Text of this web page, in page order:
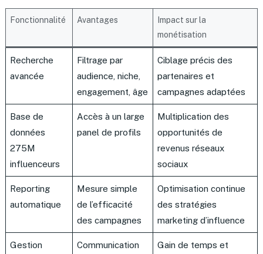
Fonctionnalité Avantages
Impact sur la
monétisation
Recherche
avancée
Filtrage par
audience, niche,
engagement, âge
Ciblage précis des
partenaires et
campagnes adaptées
Base de
données
275M
influenceurs
Accès à un large
panel de profils
Multiplication des
opportunités de
revenus réseaux
sociaux
Reporting
automatique
Mesure simple
de l’efficacité
des campagnes
Optimisation continue
des stratégies
marketing d’influence
Gestion
Communication
Gain de temps et